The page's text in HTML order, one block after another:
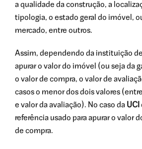
a qualidade da construção, a
tipologia, o estado geral do imóvel,
mercado, entre outros.
Assim, dependendo da instituição
apurar o valor do imóvel (ou seja da
o valor de compra, o valor de
casos o menor dos dois valores
e valor da avaliação). No caso da UCI
referência usado para apurar o valor
de compra.